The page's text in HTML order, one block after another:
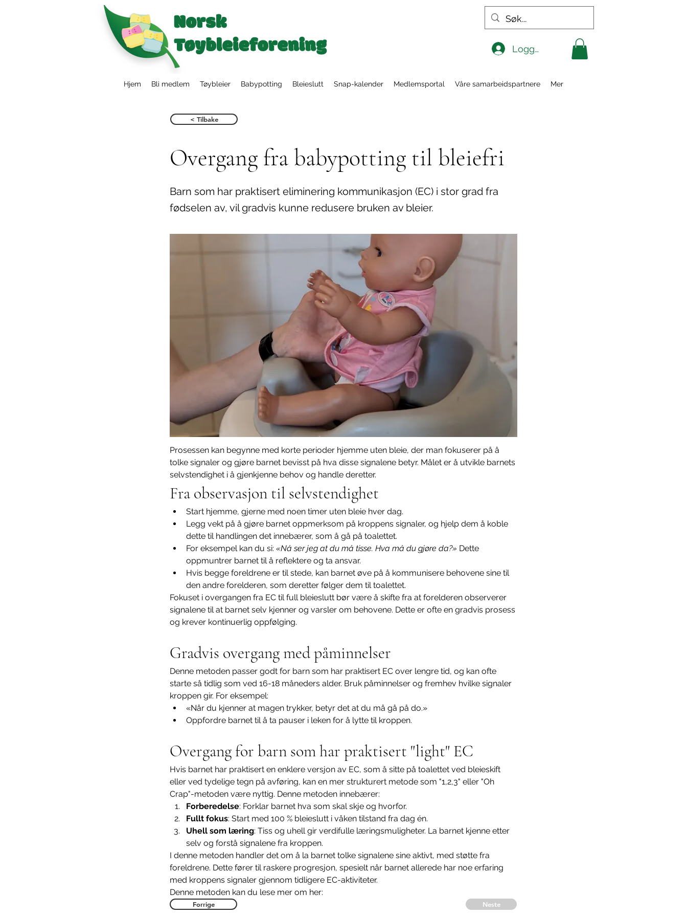
Logg inn
Hjem Bli medlem Tøybleier Babypotting Bleieslutt Snap-kalender Medlemsportal Våre samarbeidspartnere Mer
< Tilbake
Overgang fra babypotting til bleiefri
Barn som har praktisert eliminering kommunikasjon (EC) i stor grad fra
fødselen av, vil gradvis kunne redusere bruken av bleier.
Prosessen kan begynne med korte perioder hjemme uten bleie, der man fokuserer på å
tolke signaler og gjøre barnet bevisst på hva disse signalene betyr. Målet er å utvikle barnets
selvstendighet i å gjenkjenne behov og handle deretter.
Fra observasjon til selvstendighet
Start hjemme, gjerne med noen timer uten bleie hver dag.
Legg vekt på å gjøre barnet oppmerksom på kroppens signaler, og hjelp dem å koble
dette til handlingen det innebærer, som å gå på toalettet.
For eksempel kan du si: «Nå ser jeg at du må tisse. Hva må du gjøre da?» Dette
oppmuntrer barnet til å reflektere og ta ansvar.
Hvis begge foreldrene er til stede, kan barnet øve på å kommunisere behovene sine til
den andre forelderen, som deretter følger dem til toalettet.
Fokuset i overgangen fra EC til full bleieslutt bør være å skifte fra at forelderen observerer
signalene til at barnet selv kjenner og varsler om behovene. Dette er ofte en gradvis prosess
og krever kontinuerlig oppfølging.
Gradvis overgang med påminnelser
Denne metoden passer godt for barn som har praktisert EC over lengre tid, og kan ofte
starte så tidlig som ved 16-18 måneders alder. Bruk påminnelser og fremhev hvilke signaler
kroppen gir. For eksempel:
«Når du kjenner at magen trykker, betyr det at du må gå på do.»
Oppfordre barnet til å ta pauser i leken for å lytte til kroppen.
Overgang for barn som har praktisert "light" EC
Hvis barnet har praktisert en enklere versjon av EC, som å sitte på toalettet ved bleieskift
eller ved tydelige tegn på avføring, kan en mer strukturert metode som "1,2,3" eller "Oh
Crap"-metoden være nyttig. Denne metoden innebærer:
Forberedelse: Forklar barnet hva som skal skje og hvorfor.
Fullt fokus: Start med 100 % bleieslutt i våken tilstand fra dag én.
Uhell som læring: Tiss og uhell gir verdifulle læringsmuligheter. La barnet kjenne etter
selv og forstå signalene fra kroppen.
I denne metoden handler det om å la barnet tolke signalene sine aktivt, med støtte fra
foreldrene. Dette fører til raskere progresjon, spesielt når barnet allerede har noe erfaring
med kroppens signaler gjennom tidligere EC-aktiviteter.
Denne metoden kan du lese mer om her:
Forrige Neste